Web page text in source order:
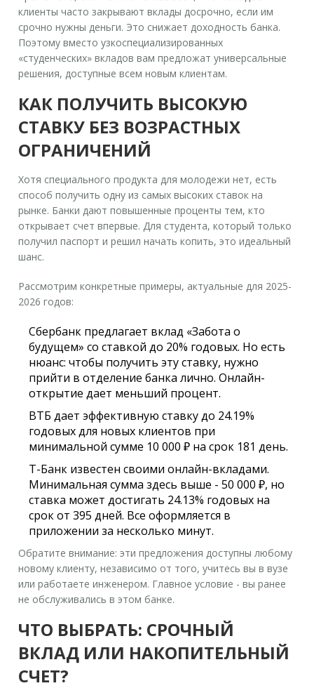
клиенты часто закрывают вклады досрочно, если им
срочно нужны деньги. Это снижает доходность банка.
Поэтому вместо узкоспециализированных
«студенческих» вкладов вам предложат универсальные
решения, доступные всем новым клиентам.
КАК ПОЛУЧИТЬ ВЫСОКУЮ
СТАВКУ БЕЗ ВОЗРАСТНЫХ
ОГРАНИЧЕНИЙ
Хотя специального продукта для молодежи нет, есть
способ получить одну из самых высоких ставок на
рынке. Банки дают повышенные проценты тем, кто
открывает счет впервые. Для студента, который только
получил паспорт и решил начать копить, это идеальный
шанс.
Рассмотрим конкретные примеры, актуальные для 2025-
2026 годов:
Сбербанк предлагает вклад «Забота о
будущем» со ставкой до 20% годовых. Но есть
нюанс: чтобы получить эту ставку, нужно
прийти в отделение банка лично. Онлайн-
открытие дает меньший процент.
ВТБ дает эффективную ставку до 24.19%
годовыхдля новых клиентов при
минимальной сумме 10 000 ₽ на срок 181 день.
Т-Банк известен своими онлайн-вкладами.
Минимальная сумма здесь выше - 50 000 ₽, но
ставка может достигать 24.13% годовых на
срок от 395 дней. Все оформляется в
приложении за несколько минут.
Обратите внимание: эти предложения доступны любому
новому клиенту, независимо от того, учитесь вы в вузе
или работаете инженером. Главное условие - вы ранее
не обслуживались в этом банке.
ЧТО ВЫБРАТЬ: СРОЧНЫЙ
ВКЛАД ИЛИ НАКОПИТЕЛЬНЫЙ
СЧЕТ?